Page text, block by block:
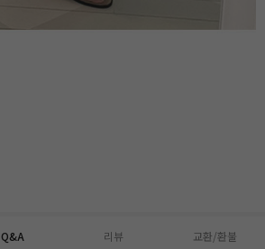
Q&A 리뷰 교환/환불